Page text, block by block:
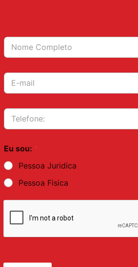
Eu sou:
Pessoa Juridica
Pessoa Fisica